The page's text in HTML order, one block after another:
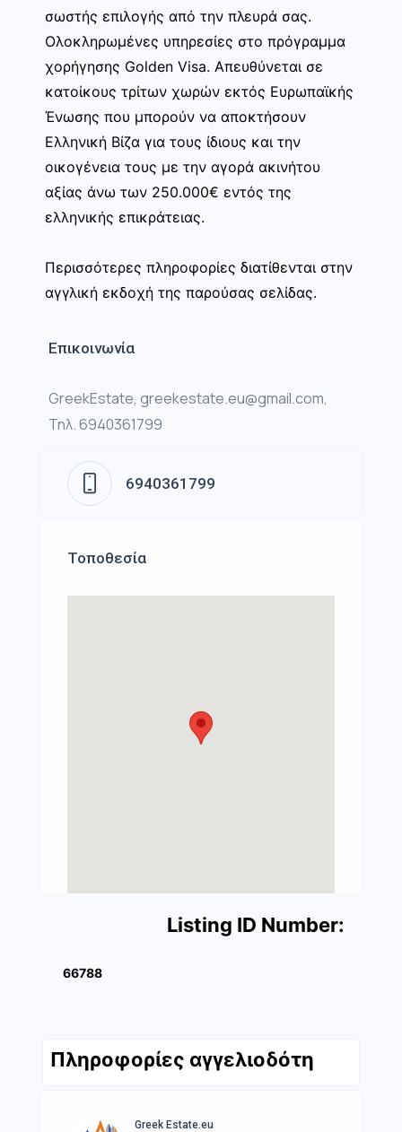
σωστής επιλογής από την πλευρά σας.
Ολοκληρωμένες υπηρεσίες στο πρόγραμμα
χορήγησης Golden Visa. Απευθύνεται σε
κατοίκους τρίτων χωρών εκτός Ευρωπαϊκής
Ένωσης που μπορούν να αποκτήσουν
Ελληνική Βίζα για τους ίδιους και την
οικογένεια τους με την αγορά ακινήτου
αξίας άνω των 250.000€ εντός της
ελληνικής επικράτειας.
Περισσότερες πληροφορίες διατίθενται στην
αγγλική εκδοχή της παρούσας σελίδας.
Επικοινωνία
GreekEstate, greekestate.eu@gmail.com,
Τηλ. 6940361799
6940361799
Τοποθεσία
Listing ID Number:
66788
Πληροφορίες αγγελιοδότη
Greek Estate.eu